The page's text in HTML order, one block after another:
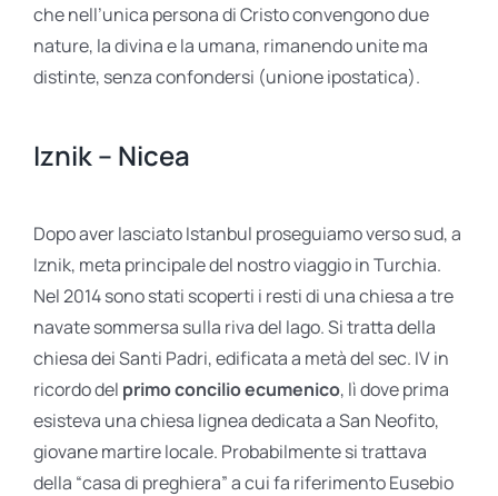
che nell’unica persona di Cristo convengono due
nature, la divina e la umana, rimanendo unite ma
distinte, senza confondersi (unione ipostatica).
Iznik – Nicea
Dopo aver lasciato Istanbul proseguiamo verso sud, a
Iznik, meta principale del nostro viaggio in Turchia.
Nel 2014 sono stati scoperti i resti di una chiesa a tre
navate sommersa sulla riva del lago. Si tratta della
chiesa dei Santi Padri, edificata a metà del sec. IV in
ricordo del primo concilio ecumenico, lì dove prima
esisteva una chiesa lignea dedicata a San Neofito,
giovane martire locale. Probabilmente si trattava
della “casa di preghiera” a cui fa riferimento Eusebio